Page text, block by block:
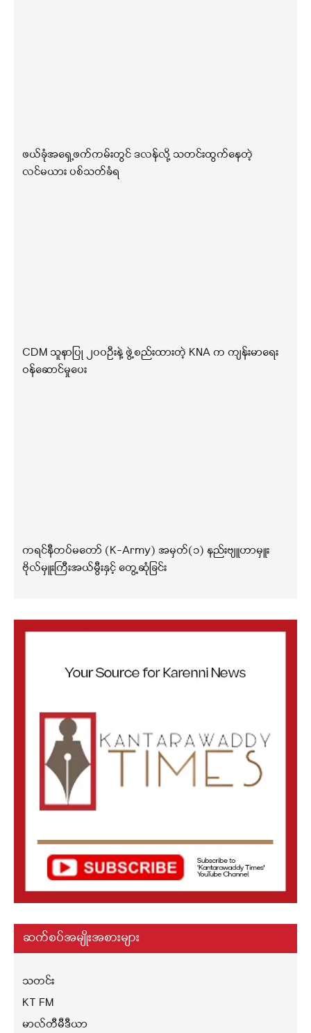
ဖယ်ခုံအရှေ့ဖက်ကမ်းတွင် ဒလန်လို့ သတင်းထွက်နေတဲ့
လင်မယား ပစ်သတ်ခံရ
CDM သူနာပြု ၂၀၀ဦးနဲ့ ဖွဲ့စည်းထားတဲ့ KNA က ကျန်းမာရေး
ဝန်ဆောင်မှုပေး
ကရင်နီတပ်မတော် (K-Army) အမှတ်(၁) နည်းဗျူဟာမှူး
ဗိုလ်မှူးကြီးအယ်မွီးနှင့် တွေ့ဆုံခြင်း
ဆက်စပ်အမျိုးအစားများ
သတင်း
KT FM
မာလ်တီမီဒီယာ